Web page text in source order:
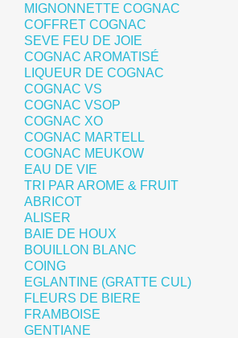
MIGNONNETTE COGNAC
COFFRET COGNAC
SEVE FEU DE JOIE
COGNAC AROMATISÉ
LIQUEUR DE COGNAC
COGNAC VS
COGNAC VSOP
COGNAC XO
COGNAC MARTELL
COGNAC MEUKOW
EAU DE VIE
TRI PAR AROME & FRUIT
ABRICOT
ALISER
BAIE DE HOUX
BOUILLON BLANC
COING
EGLANTINE (GRATTE CUL)
FLEURS DE BIERE
FRAMBOISE
GENTIANE